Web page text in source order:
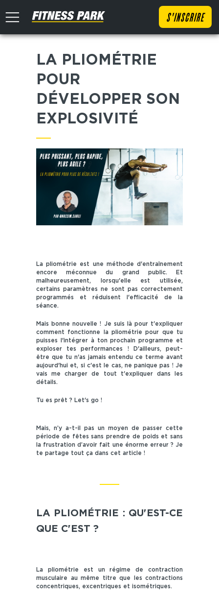
S'INSCRIRE
LA PLIOMÉTRIE
POUR
DÉVELOPPER SON
EXPLOSIVITÉ
La pliométrie est une méthode d'entraînement
encore méconnue du grand public. Et
malheureusement, lorsqu'elle est utilisée,
certains paramètres ne sont pas correctement
programmés et réduisent l'efficacité de la
séance.
Mais bonne nouvelle ! Je suis là pour t'expliquer
comment fonctionne la pliométrie pour que tu
puisses l'intégrer à ton prochain programme et
exploser tes performances ! D'ailleurs, peut-
être que tu n'as jamais entendu ce terme avant
aujourd'hui et, si c'est le cas, ne panique pas ! Je
vais me charger de tout t'expliquer dans les
détails.
Tu es prêt ? Let's go !
Mais, n’y a-t-il pas un moyen de passer cette
période de fêtes sans prendre de poids et sans
la frustration d’avoir fait une énorme erreur ? Je
te partage tout ça dans cet article !
LA PLIOMÉTRIE : QU'EST-CE
QUE C'EST ?
La pliométrie est un régime de contraction
musculaire au même titre que les contractions
concentriques, excentriques et isométriques.